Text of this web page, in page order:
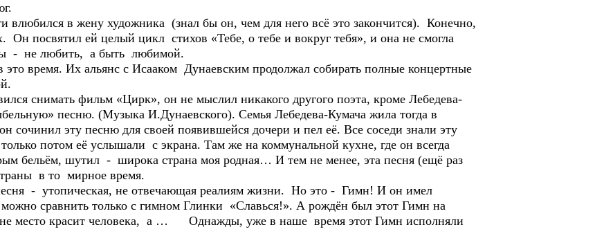
в жену художника (знал бы он, чем для него всё это закончится). Конечно,
Он посвятил ей целый цикл стихов «Тебе, о тебе и вокруг тебя», и она не смогла
- не любить, а быть любимой.
время. Их альянс с Исааком Дунаевским продолжал собирать полные концертные
снимать фильм «Цирк», он не мыслил никакого другого поэта, кроме Лебедева-
песню. (Музыка И.Дунаевского). Семья Лебедева-Кумача жила тогда в
сочинил эту песню для своей появившейся дочери и пел её. Все соседи знали эту
потом её услышали с экрана. Там же на коммунальной кухне, где он всегда
бельём, шутил - широка страна моя родная… И тем не менее, эта песня (ещё раз
в то мирное время.
- утопическая, не отвечающая реалиям жизни. Но это - Гимн! И он имел
сравнить только с гимном Глинки «Славься!». А рождён был этот Гимн на
не место красит человека, а … Однажды, уже в наше время этот Гимн исполняли